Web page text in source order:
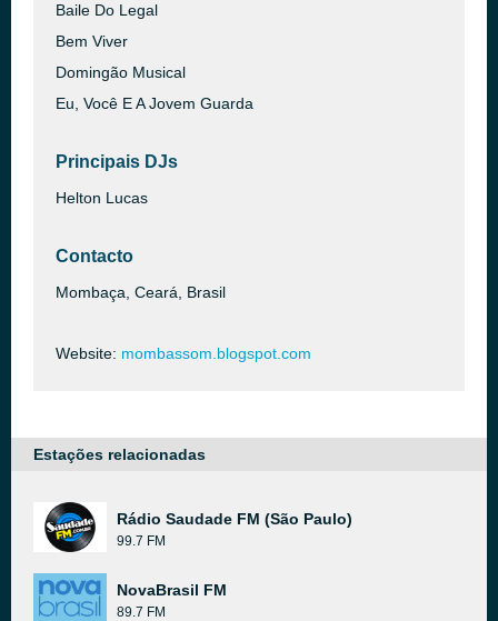
Baile Do Legal
Bem Viver
Domingão Musical
Eu, Você E A Jovem Guarda
Principais DJs
Helton Lucas
Contacto
Mombaça, Ceará, Brasil
Website: mombassom.blogspot.com
Estações relacionadas
Rádio Saudade FM (São Paulo)
99.7 FM
NovaBrasil FM
89.7 FM